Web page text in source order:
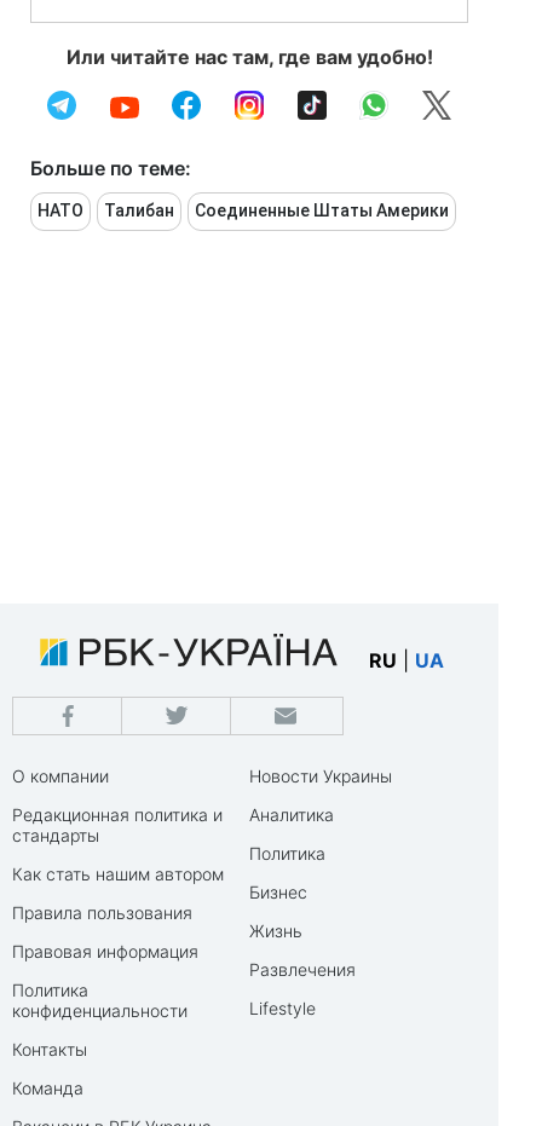
Или читайте нас там, где вам удобно!
Больше по теме:
НАТО Талибан Соединенные Штаты Америки
RU UA
О компании
Редакционная политика и
стандарты
Как стать нашим автором
Правила пользования
Правовая информация
Политика
конфиденциальности
Контакты
Команда
Новости Украины
Аналитика
Политика
Бизнес
Жизнь
Развлечения
Lifestyle